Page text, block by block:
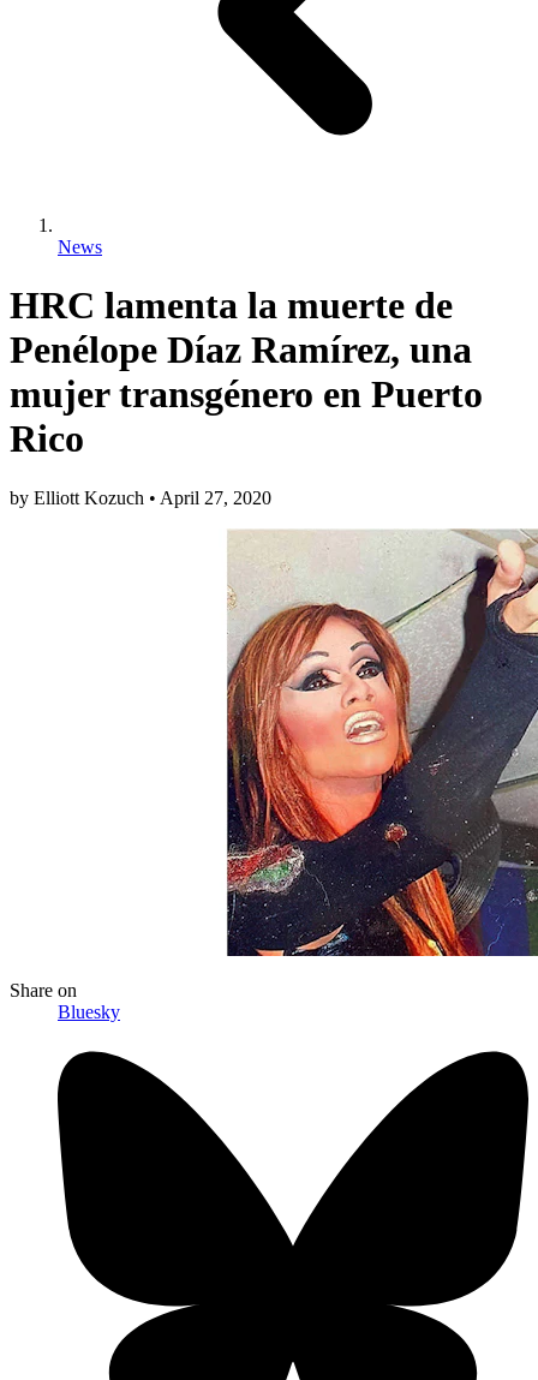
News
HRC lamenta la muerte de
Penélope Díaz Ramírez, una
mujer transgénero en Puerto
Rico
by Elliott Kozuch • April 27, 2020
Share on
Bluesky